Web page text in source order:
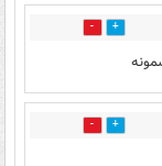
3
0